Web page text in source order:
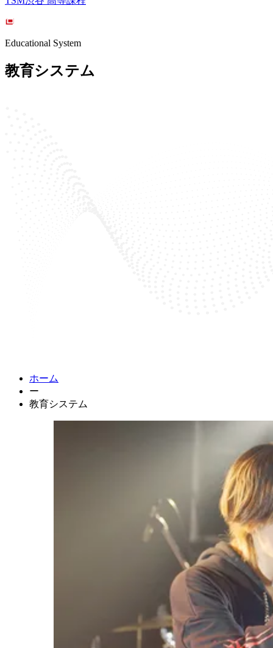
Educational System
教育システム
ホーム
ー
教育システム